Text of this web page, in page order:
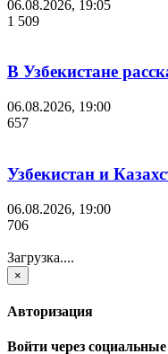
06.08.2026, 19:05
1 509
В Узбекистане
06.08.2026, 19:00
657
Узбекистан и
06.08.2026, 19:00
706
Загрузка....
×
Авторизация
Войти через социальные